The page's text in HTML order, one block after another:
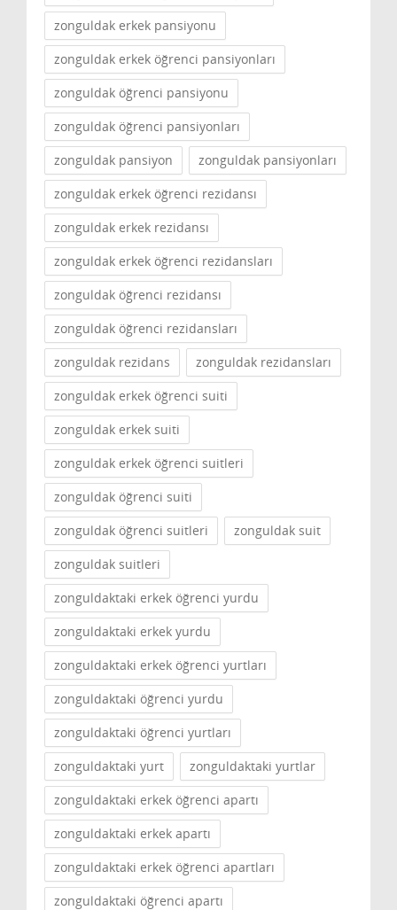
zonguldak erkek pansiyonu
zonguldak erkek öğrenci pansiyonları
zonguldak öğrenci pansiyonu
zonguldak öğrenci pansiyonları
zonguldak pansiyon
zonguldak pansiyonları
zonguldak erkek öğrenci rezidansı
zonguldak erkek rezidansı
zonguldak erkek öğrenci rezidansları
zonguldak öğrenci rezidansı
zonguldak öğrenci rezidansları
zonguldak rezidans
zonguldak rezidansları
zonguldak erkek öğrenci suiti
zonguldak erkek suiti
zonguldak erkek öğrenci suitleri
zonguldak öğrenci suiti
zonguldak öğrenci suitleri
zonguldak suit
zonguldak suitleri
zonguldaktaki erkek öğrenci yurdu
zonguldaktaki erkek yurdu
zonguldaktaki erkek öğrenci yurtları
zonguldaktaki öğrenci yurdu
zonguldaktaki öğrenci yurtları
zonguldaktaki yurt
zonguldaktaki yurtlar
zonguldaktaki erkek öğrenci apartı
zonguldaktaki erkek apartı
zonguldaktaki erkek öğrenci apartları
zonguldaktaki öğrenci apartı